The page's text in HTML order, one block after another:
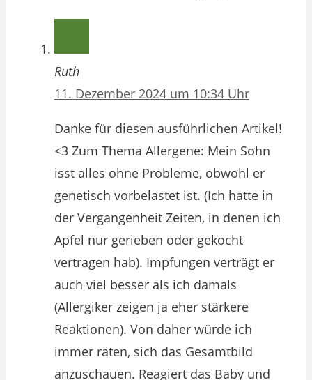
Ruth
11. Dezember 2024 um 10:34 Uhr
Danke für diesen ausführlichen Artikel!
<3 Zum Thema Allergene: Mein Sohn
isst alles ohne Probleme, obwohl er
genetisch vorbelastet ist. (Ich hatte in
der Vergangenheit Zeiten, in denen ich
Apfel nur gerieben oder gekocht
vertragen hab). Impfungen verträgt er
auch viel besser als ich damals
(Allergiker zeigen ja eher stärkere
Reaktionen). Von daher würde ich
immer raten, sich das Gesamtbild
anzuschauen. Reagiert das Baby und